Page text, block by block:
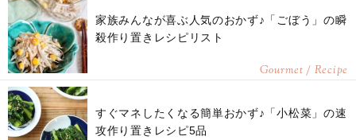
家族みんなが喜ぶ人気のおかず♪「ごぼう」の瞬
殺作り置きレシピリスト
Gourmet / Recipe
すぐマネしたくなる簡単おかず♪「小松菜」の速
攻作り置きレシピ5品